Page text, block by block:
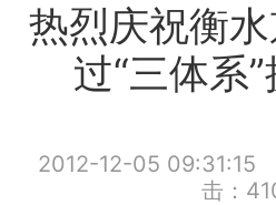
热烈庆祝衡
过“三体系
2012-12-05
击：